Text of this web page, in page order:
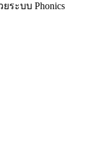
ระบบ Phonics